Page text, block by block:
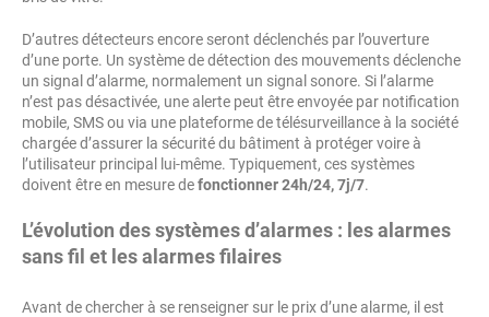
D’autres détecteurs encore seront déclenchés par l’ouverture
d’une porte. Un système de détection des mouvements déclenche
un signal d’alarme, normalement un signal sonore. Si l’alarme
n’est pas désactivée, une alerte peut être envoyée par notification
mobile, SMS ou via une plateforme de télésurveillance à la société
chargée d’assurer la sécurité du bâtiment à protéger voire à
l’utilisateur principal lui-même. Typiquement, ces systèmes
doivent être en mesure defonctionner 24h/24, 7j/7.
L’évolution des systèmes d’alarmes : les alarmes
sans fil et les alarmes filaires
Avant de chercher à se renseigner sur le prix d’une alarme, il est